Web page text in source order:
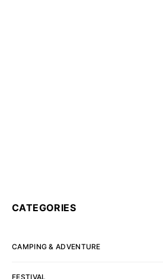
CATEGORIES
CAMPING & ADVENTURE
FESTIVAL